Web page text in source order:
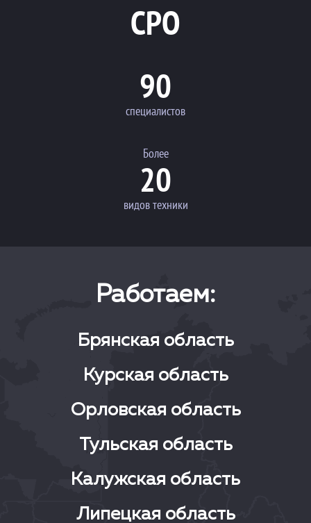
Работаем:
Брянская область
Курская область
Орловская область
Тульская область
Калужская область
Липецкая область
СРО
90
специалистов
Более
20
видов техники